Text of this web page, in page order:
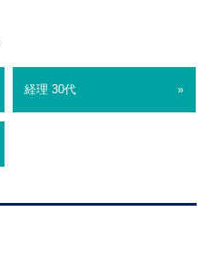
経理 30代 »